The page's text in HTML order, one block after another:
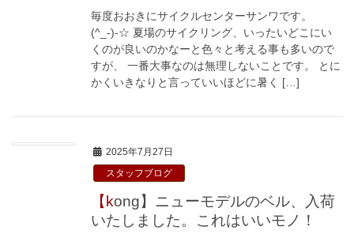
毎度おおきにサイクルセンターサンワです。
(^_-)-☆ 夏場のサイクリング、いったいどこにい
くのが良いのかなーと色々と考える事も多いので
すが、 一番大事なのは無理しないことです。 とに
かくいきなりと言っていいほどに暑く […]
2025年7月27日
スタッフブログ
【kong】ニューモデルのベル、入荷
いたしました。これはいいモノ！